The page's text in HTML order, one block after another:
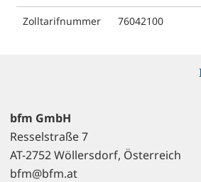
Zolltarifnummer 76042100
bfm GmbH
Resselstraße 7
AT-2752 Wöllersdorf, Österreich
bfm@bfm.at